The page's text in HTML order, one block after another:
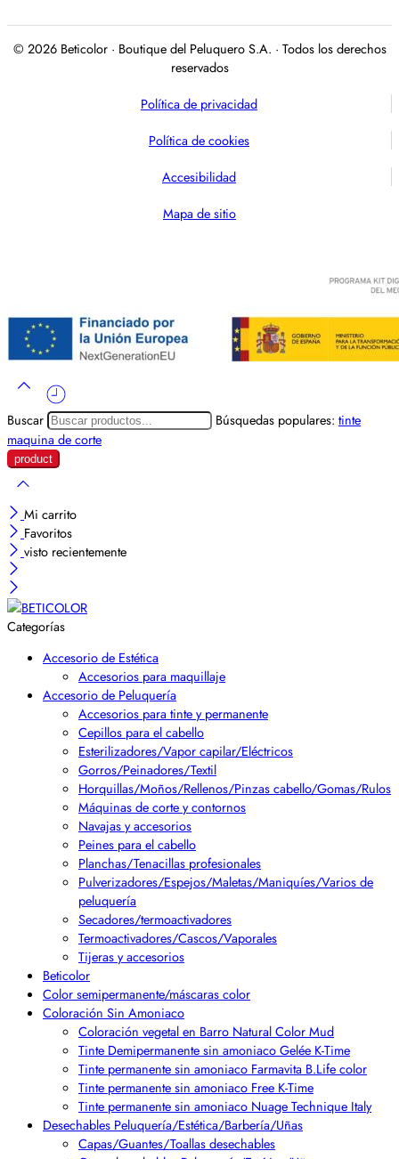
© 2026 Beticolor · Boutique del Peluquero S.A. · Todos los derechos
reservados
Política de privacidad
Política de cookies
Accesibilidad
Mapa de sitio
Buscar Búsquedas populares: tinte
maquina de corte
Mi carrito
Favoritos
visto recientemente
Categorías
Accesorio de Estética
Accesorios para maquillaje
Accesorio de Peluquería
Accesorios para tinte y permanente
Cepillos para el cabello
Esterilizadores/Vapor capilar/Eléctricos
Gorros/Peinadores/Textil
Horquillas/Moños/Rellenos/Pinzas cabello/Gomas/Rulos
Máquinas de corte y contornos
Navajas y accesorios
Peines para el cabello
Planchas/Tenacillas profesionales
Pulverizadores/Espejos/Maletas/Maniquíes/Varios de
peluquería
Secadores/termoactivadores
Termoactivadores/Cascos/Vaporales
Tijeras y accesorios
Beticolor
Color semipermanente/máscaras color
Coloración Sin Amoniaco
Coloración vegetal en Barro Natural Color Mud
Tinte Demipermanente sin amoniaco Gelée K-Time
Tinte permanente sin amoniaco Farmavita B.Life color
Tinte permanente sin amoniaco Free K-Time
Tinte permanente sin amoniaco Nuage Technique Italy
Desechables Peluquería/Estética/Barbería/Uñas
Capas/Guantes/Toallas desechables